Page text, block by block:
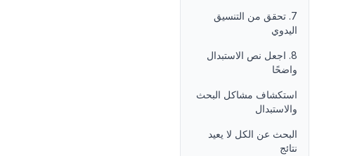
7. تحقق من التنسيق
اليدوي
8. اجعل نص الاستبدال
واضحًا
استكشاف مشاكل البحث
والاستبدال
البحث عن الكل لا يعيد
نتائج